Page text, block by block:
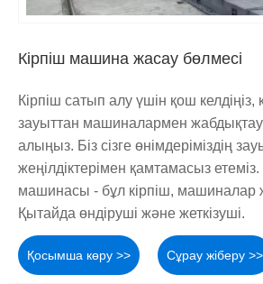
Кірпіш машина жасау бөлмесі
Кірпіш сатып алу үшін қош келдіңіз,
зауыттан машиналармен
алыңыз. Біз сізге өнімдеріміздің
жеңілдіктерімен қамтамасыз
машинасы - бұл кірпіш, машиналар
Қытайда өндіруші және жеткізуші.
Қосымша көру >> Сұрау жіберу >>